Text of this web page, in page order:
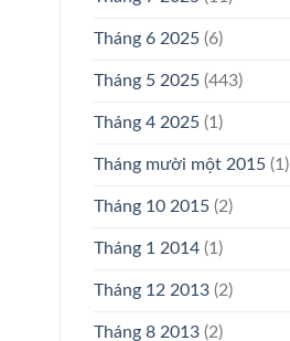
Tháng 6 2025(6)
Tháng 5 2025(443)
Tháng 4 2025(1)
Tháng mười một 2015(1)
Tháng 10 2015(2)
Tháng 1 2014(1)
Tháng 12 2013(2)
Tháng 8 2013(2)